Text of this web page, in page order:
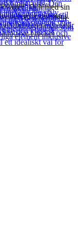
vägen. Och med sin
behaglig resonans.